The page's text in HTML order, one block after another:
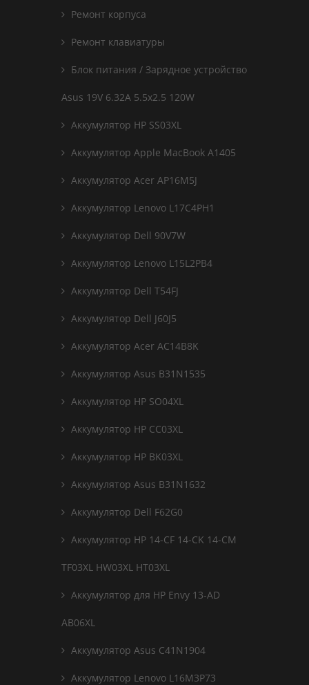
Ремонт корпуса
Ремонт клавиатуры
Блок питания / Зарядное устройство
Asus 19V 6.32A 5.5x2.5 120W
Аккумулятор HP SS03XL
Аккумулятор Apple MacBook A1405
Аккумулятор Acer AP16M5J
Аккумулятор Lenovo L17C4PH1
Аккумулятор Dell 90V7W
Аккумулятор Lenovo L15L2PB4
Аккумулятор Dell T54FJ
Аккумулятор Dell J60J5
Аккумулятор Acer AC14B8K
Аккумулятор Asus B31N1535
Аккумулятор HP SO04XL
Аккумулятор HP CC03XL
Аккумулятор HP BK03XL
Аккумулятор Asus B31N1632
Аккумулятор Dell F62G0
Аккумулятор HP 14-CF 14-CK 14-CM
TF03XL HW03XL HT03XL
Аккумулятор для HP Envy 13-AD
AB06XL
Аккумулятор Asus C41N1904
Аккумулятор Lenovo L16M3P73